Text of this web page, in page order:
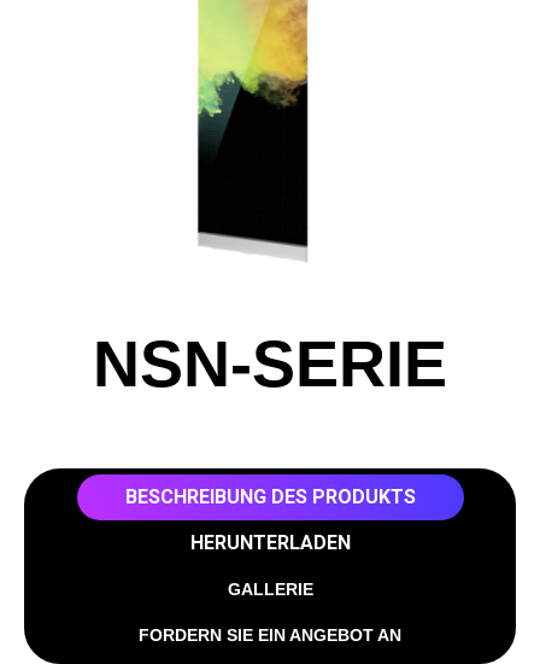
NSN-SERIE
BESCHREIBUNG DES PRODUKTS
HERUNTERLADEN
GALLERIE
FORDERN SIE EIN ANGEBOT AN